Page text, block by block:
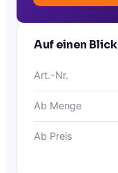
Auf einen Blick
Art.-Nr.
Ab Menge
Ab Preis